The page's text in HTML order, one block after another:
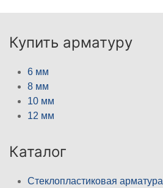
Купить арматуру
6 мм
8 мм
10 мм
12 мм
Каталог
Стеклопластиковая арматура